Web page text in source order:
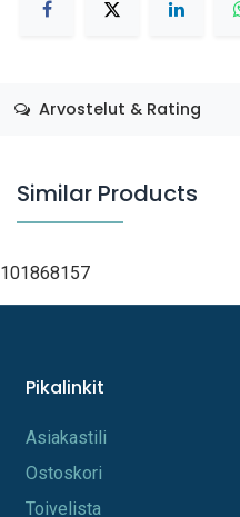
Arvostelut & Rating
Similar Products
101868157
Pikalinkit
A​s​iakastili
Os​toskori
Toi​velista